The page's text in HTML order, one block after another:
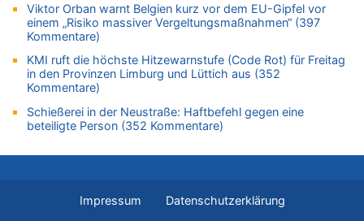
06.08.2026 - 23:25 von WK zu
FIFA-Spitze demonstriert Einigkeit trotz Kritik und neuer
Vorwürfe gegen Präsident Gianni Infantino
06.08.2026 - 22:48 von DG zu
FIFA-Spitze demonstriert Einigkeit trotz Kritik und neuer
Vorwürfe gegen Präsident Gianni Infantino
06.08.2026 - 22:07 von DR ALBERN zu
FIFA-Spitze demonstriert Einigkeit trotz Kritik und neuer
Viktor Orban warnt Belgien kurz vor dem EU-Gipfel vor
einem „Risiko massiver Vergeltungsmaßnahmen“ (397
Kommentare)
KMI ruft die höchste Hitzewarnstufe (Code Rot) für Freitag
in den Provinzen Limburg und Lüttich aus (352
Kommentare)
Schießerei in der Neustraße: Haftbefehl gegen eine
beteiligte Person (352 Kommentare)
Impressum Datenschutzerklärung